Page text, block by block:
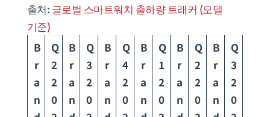
출처: 글로벌 스마트워치 출하량 트래커 (모델
기준)
B
r
a
n
Q
2
2
0
B
r
a
n
Q
3
2
0
B
r
a
n
Q
4
2
0
B
r
a
n
Q
1
2
0
B
r
a
n
Q
2
2
0
B
r
a
n
Q
3
2
0